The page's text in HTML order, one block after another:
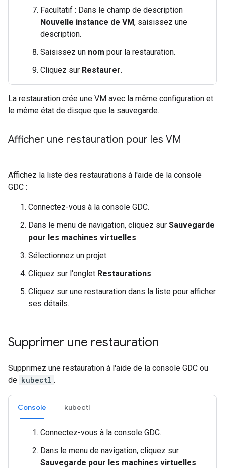
Facultatif : Dans le champ de description
Nouvelle instance de VM, saisissez une
description.
Saisissez un nom pour la restauration.
Cliquez sur Restaurer.
La restauration crée une VM avec la même configuration et
le même état de disque que la sauvegarde.
Afficher une restauration pour les VM
Affichez la liste des restaurations à l'aide de la console
GDC :
Connectez-vous à la console GDC.
Dans le menu de navigation, cliquez sur Sauvegarde
pour les machines virtuelles.
Sélectionnez un projet.
Cliquez sur l'onglet Restaurations.
Cliquez sur une restauration dans la liste pour afficher
ses détails.
Supprimer une restauration
Supprimez une restauration à l'aide de la console GDC ou
de kubectl .
Console kubectl
Connectez-vous à la console GDC.
Dans le menu de navigation, cliquez sur
Sauvegarde pour les machines virtuelles.